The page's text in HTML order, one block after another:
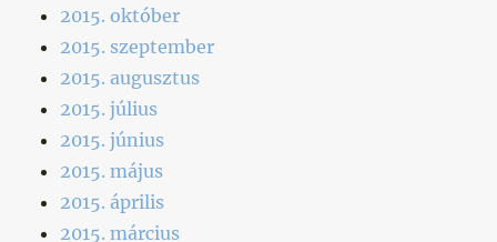
2015. október
2015. szeptember
2015. augusztus
2015. július
2015. június
2015. május
2015. április
2015. március